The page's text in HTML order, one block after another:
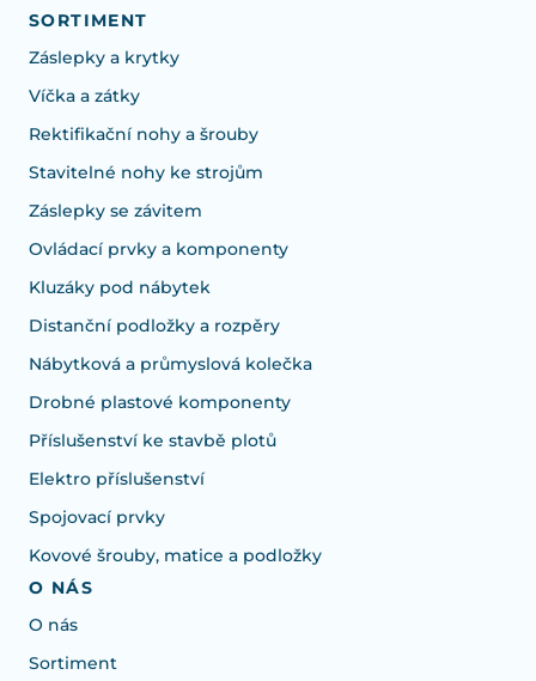
SORTIMENT
Záslepky a krytky
Víčka a zátky
Rektifikační nohy a šrouby
Stavitelné nohy ke strojům
Záslepky se závitem
Ovládací prvky a komponenty
Kluzáky pod nábytek
Distanční podložky a rozpěry
Nábytková a průmyslová kolečka
Drobné plastové komponenty
Příslušenství ke stavbě plotů
Elektro příslušenství
Spojovací prvky
Kovové šrouby, matice a podložky
O NÁS
O nás
Sortiment